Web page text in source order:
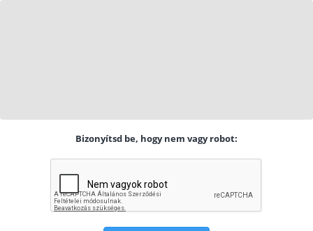
Bizonyítsd be, hogy nem vagy robot: